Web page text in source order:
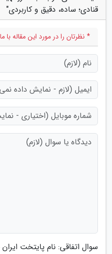
قنادی؛ ساده، دقیق و کاربردی"
* نظرتان را در مورد این مقاله با
سوال اتفاقی: نام پایتخت